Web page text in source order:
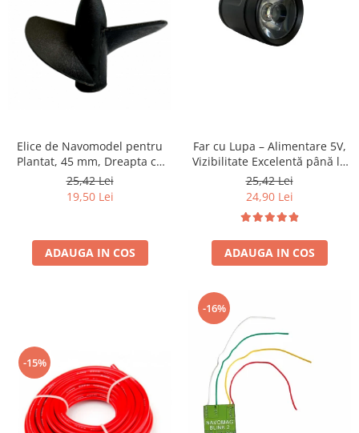
Elice de Navomodel pentru
Plantat, 45 mm, Dreapta cu
Filet M4 – Design cu Două
Pale Vârf Ascuțit
25,42 Lei
19,50 Lei
ADAUGA IN COS
Far cu Lupa – Alimentare 5V,
Vizibilitate Excelentă până la
40m
25,42 Lei
24,90 Lei
ADAUGA IN COS
-15%
-16%